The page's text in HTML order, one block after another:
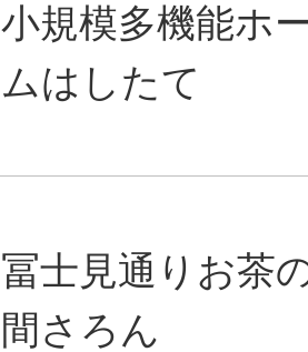
小規模多機能ホ
ムはしたて
冨士見通りお茶
間さろん